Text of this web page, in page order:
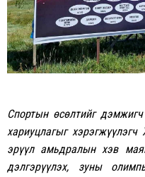
Спортын өсөлтийг
хариуцлагыг
эрүүл амьдралын хэв
дэлгэрүүлэх, зуны